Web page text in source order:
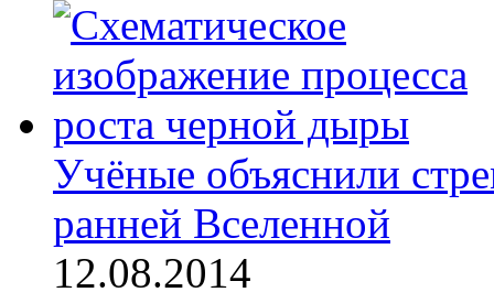
Учёные объяснили
ранней Вселенной
12.08.2014